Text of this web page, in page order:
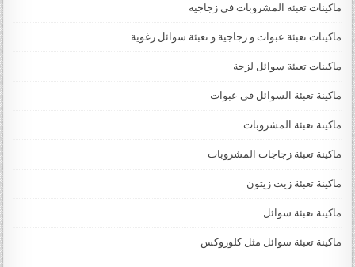
ماكينات تعبئة المشروبات فى زجاجية
ماكينات تعبئة عبوات و زجاجية و تعبئة سوائل رغوية
ماكينات تعبئة سوائل لزجة
‏‏‏ماكينة تعبئة السوائل في عبوات
ماكينة تعبئة المشروبات
ماكينة تعبئة زجاجات المشروبات
ماكينة تعبئة زيت زيتون
ماكينة تعبئة سوائل
ماكينة تعبئة سوائل مثل كلوروكس